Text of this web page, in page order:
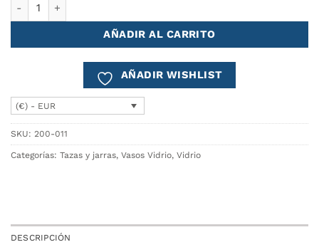
AÑADIR AL CARRITO
AÑADIR WISHLIST
(€) - EUR
SKU: 200-011
Categorías: Tazas y jarras, Vasos Vidrio, Vidrio
DESCRIPCIÓN